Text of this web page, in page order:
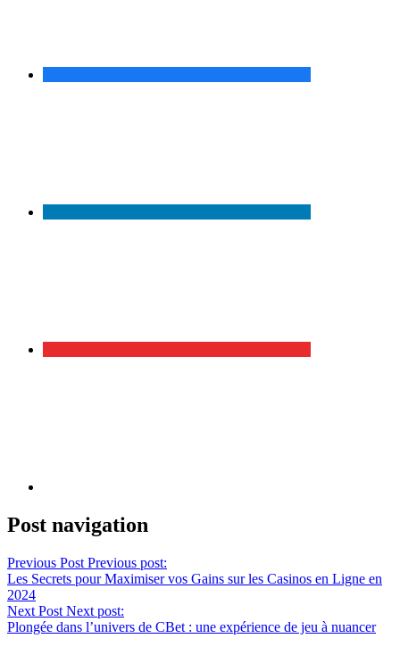
Post navigation
Previous Post Previous post:
Les Secrets pour Maximiser vos Gains sur les Casinos en Ligne en
2024
Next Post Next post:
Plongée dans l’univers de CBet : une expérience de jeu à nuancer